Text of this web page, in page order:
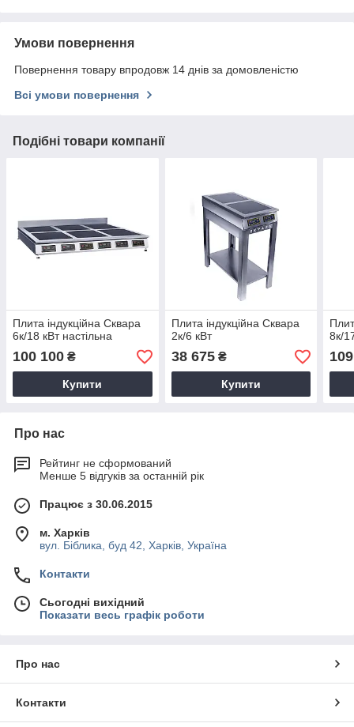
Умови повернення
Повернення товару впродовж 14 днів за домовленістю
Всі умови повернення
Подібні товари компанії
Плита індукційна Сквара
6к/18 кВт настільна
100 100 ₴
Купити
Плита індукційна Сквара
2к/6 кВт
38 675₴
Купити
8к/
Про нас
Рейтинг не сформований
Менше 5 відгуків за останній рік
Працює з 30.06.2015
м. Харків
вул. Біблика, буд 42, Харків, Україна
Контакти
Сьогодні вихідний
Показати весь графік роботи
Про нас
Контакти